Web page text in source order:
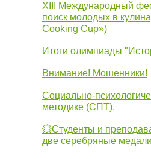
XIII Международный
поиск молодых в
Cooking Cup»)
Итоги олимпиады
Внимание! Мошенники!
Социально-
методике (СПТ).
💥Студенты и
две серебряные